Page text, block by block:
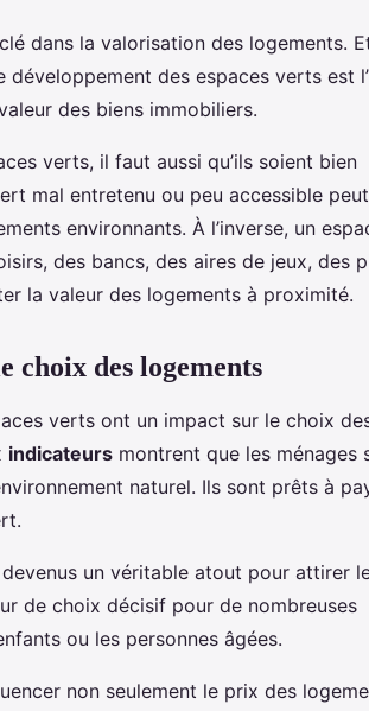
dans la valorisation des logements.
des espaces verts est
des biens immobiliers.
verts, il faut aussi qu’ils soient bien
mal entretenu ou peu accessible
environnants. À l’inverse, un
des bancs, des aires de jeux, des
la valeur des logements à proximité.
choix des logements
verts ont un impact sur le choix
indicateurs montrent que les ménages
naturel. Ils sont prêts à
un véritable atout pour attirer
de choix décisif pour de nombreuses
ou les personnes âgées.
non seulement le prix des